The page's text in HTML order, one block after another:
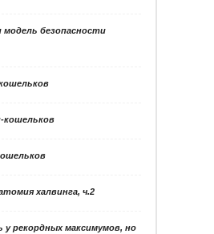
модель безопасности
кошельков
халвинга, ч.2
у рекордных максимумов, но